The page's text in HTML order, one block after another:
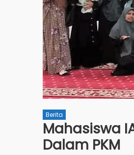
Berita
Mahasiswa
Dalam PKM